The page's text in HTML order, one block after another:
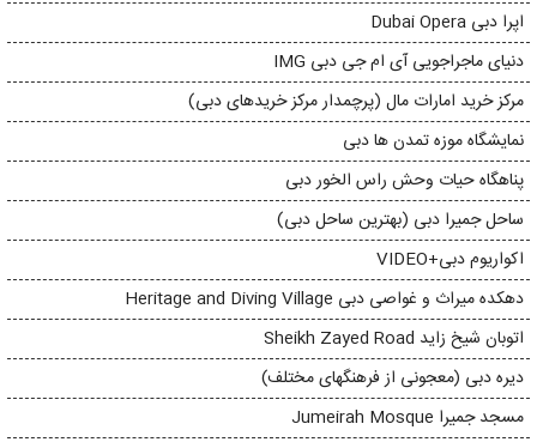
اپرا دبی Dubai Opera
دنیای ماجراجویی آی ام جی دبی IMG
مرکز خرید امارات مال (پرچمدار مرکز خریدهای دبی)
نمایشگاه موزه تمدن ها دبی
پناهگاه حیات وحش راس الخور دبی
ساحل جمیرا دبی (بهترین ساحل دبی)
اکواریوم دبی+VIDEO
دهکده میراث و غواصی دبی Heritage and Diving Village
اتوبان شیخ زاید Sheikh Zayed Road
دیره دبی (معجونی از فرهنگهای مختلف)
مسجد جمیرا Jumeirah Mosque